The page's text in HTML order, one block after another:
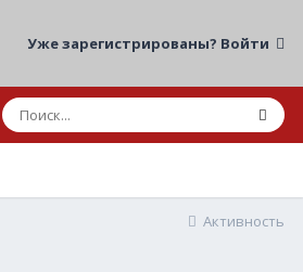
Уже зарегистрированы? Войти
Активность